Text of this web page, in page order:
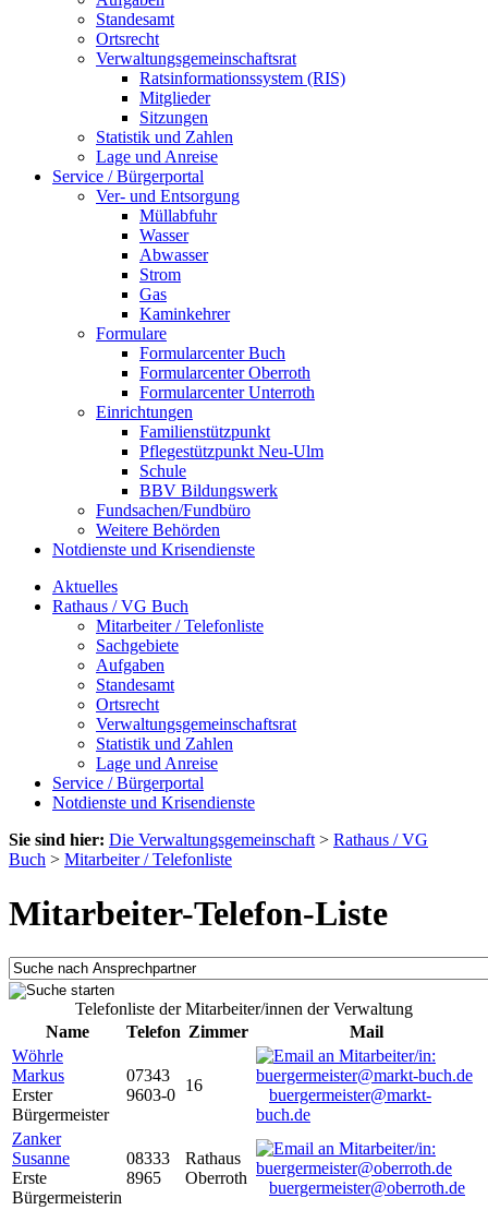
Standesamt
Ortsrecht
Verwaltungsgemeinschaftsrat
Ratsinformationssystem (RIS)
Mitglieder
Sitzungen
Statistik und Zahlen
Lage und Anreise
Service / Bürgerportal
Ver- und Entsorgung
Müllabfuhr
Wasser
Abwasser
Strom
Gas
Kaminkehrer
Formulare
Formularcenter Buch
Formularcenter Oberroth
Formularcenter Unterroth
Einrichtungen
Familienstützpunkt
Pflegestützpunkt Neu-Ulm
Schule
BBV Bildungswerk
Fundsachen/Fundbüro
Weitere Behörden
Notdienste und Krisendienste
Aktuelles
Rathaus / VG Buch
Mitarbeiter / Telefonliste
Sachgebiete
Aufgaben
Standesamt
Ortsrecht
Verwaltungsgemeinschaftsrat
Statistik und Zahlen
Lage und Anreise
Service / Bürgerportal
Notdienste und Krisendienste
Sie sind hier: Die Verwaltungsgemeinschaft > Rathaus / VG
Buch > Mitarbeiter / Telefonliste
Mitarbeiter-Telefon-Liste
Telefonliste der Mitarbeiter/innen der Verwaltung
Name
Telefon Zimmer
Mail
Wöhrle
Markus
Erster
Bürgermeister
07343
9603-0
16
buergermeister@markt-
buch.de
Zanker
Susanne
Erste
Bürgermeisterin
08333
8965
Rathaus
Oberroth
buergermeister@oberroth.de